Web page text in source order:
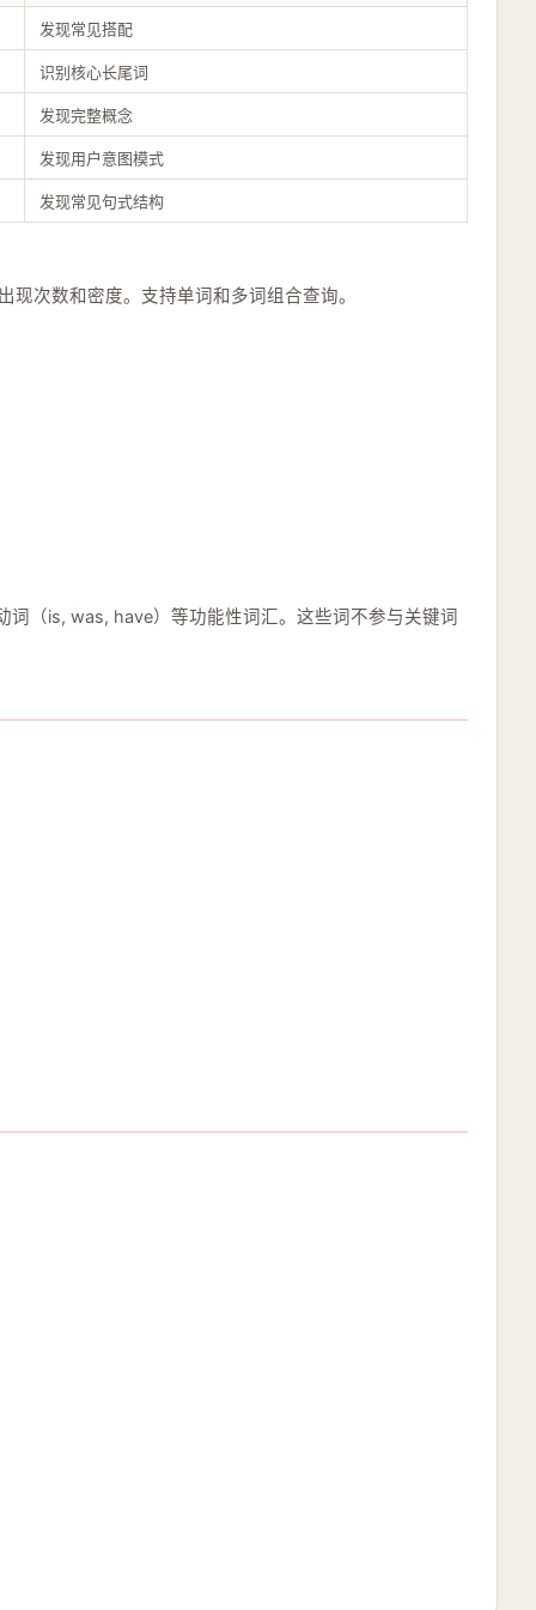
发现常见搭配
识别核心长尾词
发现完整概念
发现用户意图模式
发现常见句式结构
次数和密度。支持单词和多词组合查询。
（is, was, have）等功能性词汇。这些词不参与关键词